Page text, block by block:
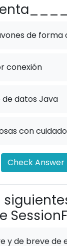
de forma
conexión
de datos Java
con cuidado
Check Answer
y de breve de